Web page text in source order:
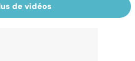
de vidéos